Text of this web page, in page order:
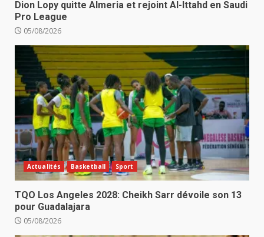
Dion Lopy quitte Almeria et rejoint Al-Ittahd en Saudi
Pro League
05/08/2026
Actualités Basketball Sport
TQO Los Angeles 2028: Cheikh Sarr dévoile son 13
pour Guadalajara
05/08/2026